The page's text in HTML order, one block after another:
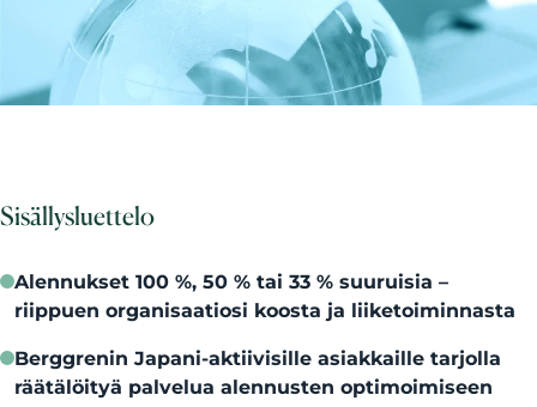
Sisällysluettelo
Alennukset 100 %, 50 % tai 33 % suuruisia –
riippuen organisaatiosi koosta ja liiketoiminnasta
Berggrenin Japani-aktiivisille asiakkaille tarjolla
räätälöityä palvelua alennusten optimoimiseen